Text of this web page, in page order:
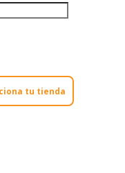
tu tienda